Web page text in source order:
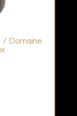
/ Domaine